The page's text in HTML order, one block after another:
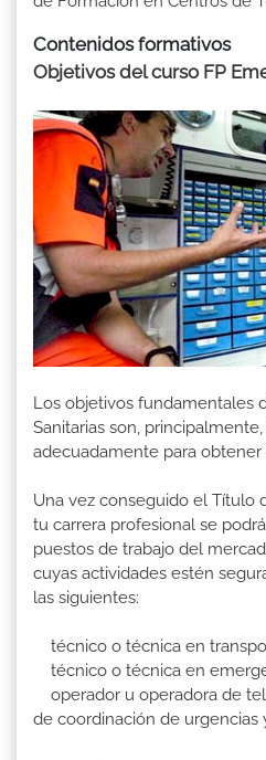
Contenidos formativos
Objetivos del curso FP
Los objetivos fundamentales
Sanitarias son,
adecuadamente para obtener
Una vez conseguido el Título
tu carrera profesional se
puestos de trabajo del
cuyas actividades estén
las siguientes:
técnico o técnica en
técnico o técnica en
operador u operadora de
de coordinación de urgencias